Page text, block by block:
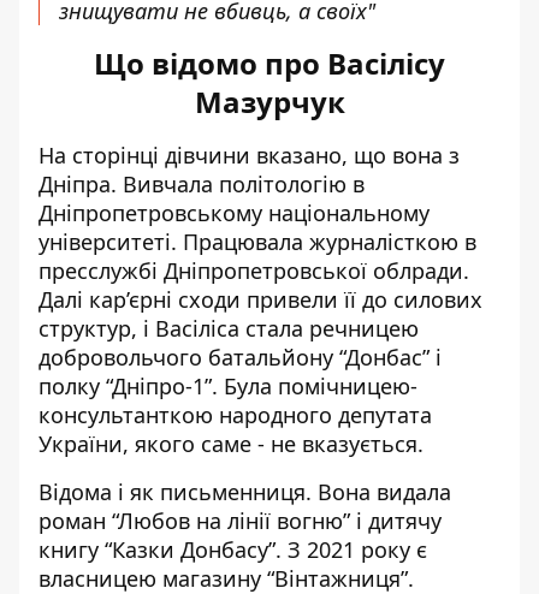
знищувати не вбивць, а своїх"
Що відомо про Васілісу
Мазурчук
На сторінці дівчини вказано, що вона з
Дніпра. Вивчала політологію в
Дніпропетровському національному
університеті. Працювала журналісткою в
пресслужбі Дніпропетровської облради.
Далі кар’єрні сходи привели її до силових
структур, і Васіліса стала речницею
добровольчого батальйону “Донбас” і
полку “Дніпро-1”. Була помічницею-
консультанткою народного депутата
України, якого саме - не вказується.
Відома і як письменниця. Вона видала
роман “Любов на лінії вогню” і дитячу
книгу “Казки Донбасу”. З 2021 року є
власницею магазину “Вінтажниця”.